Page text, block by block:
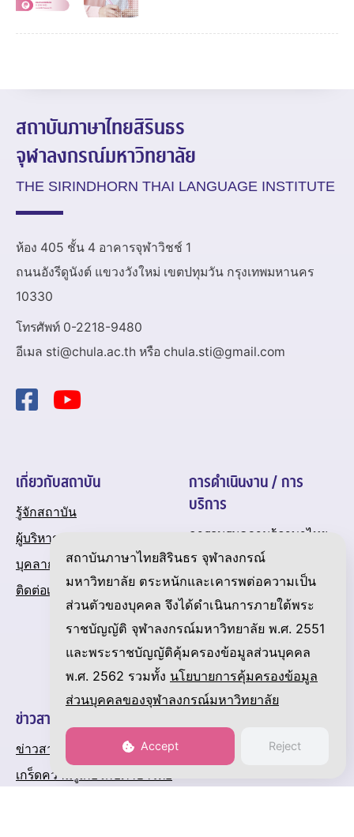
สถาบันภาษาไทยสิรินธร
จุฬาลงกรณ์มหาวิทยาลัย
THE SIRINDHORN THAI LANGUAGE INSTITUTE
ห้อง 405 ชั้น 4 อาคารจุฬาวิชช์ 1
ถนนอังรีดูนังต์ แขวงวังใหม่ เขตปทุมวัน กรุงเทพมหานคร
10330
โทรศัพท์ 0-2218-9480
อีเมล sti@chula.ac.th หรือ chula.sti@gmail.com
เกี่ยวกับสถาบัน
รู้จักสถาบัน
ผู้บริหาร
บุคลากร
ติดต่อเรา
การดำเนินงาน / การ
บริการ
การอบรมความรู้ภาษาไทย
การทดสอบสมรรถภาพภาษา
ไทย
การเรียนการสอนของ
สถาบัน
งานวิจัยของสถาบัน
ปฏิทินกิจกรรมของสถาบัน
ข่าวสารและความเคลื่อนไหว
ข่าวสาร
เกร็ดความรู้เกี่ยวกับภาษาไทย
สถาบันภาษาไทยสิรินธร จุฬาลงกรณ์
มหาวิทยาลัย ตระหนักและเคารพต่อความเป็น
ส่วนตัวของบุคคล จึงได้ดำเนินการภายใต้พระ
ราชบัญญัติ จุฬาลงกรณ์มหาวิทยาลัย พ.ศ. 2551
และพระราชบัญญัติคุ้มครองข้อมูลส่วนบุคคล
พ.ศ. 2562 รวมทั้ง นโยบายการคุ้มครองข้อมูล
ส่วนบุคคลของจุฬาลงกรณ์มหาวิทยาลัย
Accept Reject